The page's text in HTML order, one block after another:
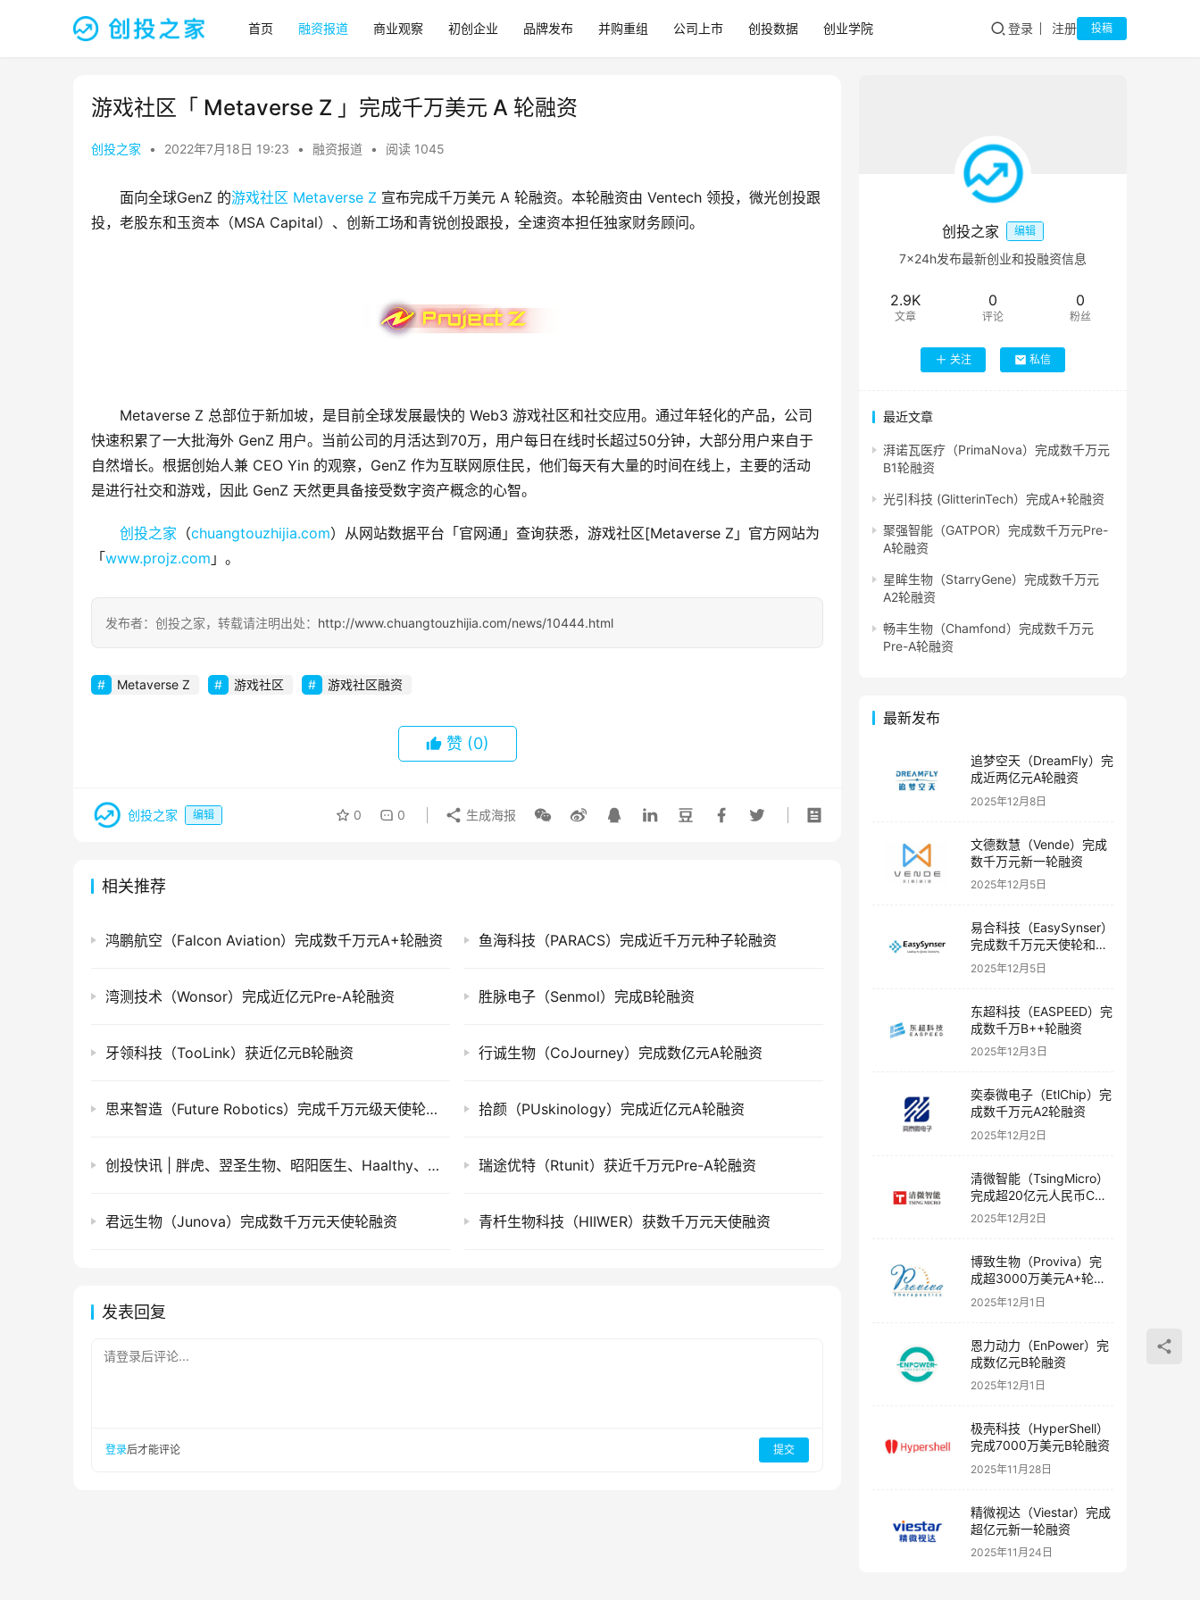
首页 融资报道 商业观察 初创企业 品牌发布 并购重组 公司上市 创投数据 创业学院 登录 注册 投稿
游戏社区「 Metaverse Z 」完成千万美元 A 轮融资
创投之家 • 2022年7月18日 19:23 • 融资报道 • 阅读 1045
面向全球GenZ 的游戏社区 Metaverse Z 宣布完成千万美元 A 轮融资。本轮融资由 Ventech 领投，微光创投跟
投，老股东和玉资本（MSA Capital）、创新工场和青锐创投跟投，全速资本担任独家财务顾问。
Metaverse Z 总部位于新加坡，是目前全球发展最快的 Web3 游戏社区和社交应用。通过年轻化的产品，公司
快速积累了一大批海外 GenZ 用户。当前公司的月活达到70万，用户每日在线时长超过50分钟，大部分用户来自于
自然增长。根据创始人兼 CEO Yin 的观察，GenZ 作为互联网原住民，他们每天有大量的时间在线上，主要的活动
是进行社交和游戏，因此 GenZ 天然更具备接受数字资产概念的心智。
创投之家 （chuangtouzhijia.com）从网站数据平台「官网通」查询获悉，游戏社区[Metaverse Z」官方网站为
「www.projz.com 」。
发布者：创投之家，转载请注明出处： http://www.chuangtouzhijia.com/news/10444.html
Metaverse Z 游戏社区 游戏社区融资
赞 (0)
创投之家 编辑 0 0 生成海报
相关推荐
鸿鹏航空（Falcon Aviation）完成数千万元A+轮融资 鱼海科技（PARACS）完成近千万元种子轮融资
湾测技术（Wonsor）完成近亿元Pre-A轮融资 胜脉电子（Senmol）完成B轮融资
牙领科技（TooLink）获近亿元B轮融资 行诚生物（CoJourney）完成数亿元A轮融资
思来智造（Future Robotics）完成千万元级天使轮融资 拾颜（PUskinology）完成近亿元A轮融资
创投快讯 | 胖虎、翌圣生物、昭阳医生、Haalthy、红云生物等20家企业获得投资 瑞途优特（Rtunit）获近千万元Pre-A轮融资
君远生物（Junova）完成数千万元天使轮融资 青杄生物科技（HIIWER）获数千万元天使融资
发表回复
请登录后评论...
登录后才能评论 提交
创投之家 编辑
7×24h发布最新创业和投融资信息
2.9K
文章
0
评论
0
粉丝
关注 私信
最近文章
湃诺瓦医疗（PrimaNova）完成数千万元
B1轮融资
光引科技 (GlitterinTech）完成A+轮融资
聚强智能（GATPOR）完成数千万元Pre-
A轮融资
星眸生物（StarryGene）完成数千万元
A2轮融资
畅丰生物（Chamfond）完成数千万元
Pre-A轮融资
最新发布
追梦空天（DreamFly）完
成近两亿元A轮融资
2025年12月8日
文德数慧（Vende）完成
数千万元新一轮融资
2025年12月5日
易合科技（EasySynser）
完成数千万元天使轮和天
使+轮融资
2025年12月5日
东超科技（EASPEED）完
成数千万B++轮融资
2025年12月3日
奕泰微电子（EtlChip）完
成数千万元A2轮融资
2025年12月2日
清微智能（TsingMicro）
完成超20亿元人民币C轮
融资
2025年12月2日
博致生物（Proviva）完
成超3000万美元A+轮融
资
2025年12月1日
恩力动力（EnPower）完
成数亿元B轮融资
2025年12月1日
极壳科技（HyperShell）
完成7000万美元B轮融资
2025年11月28日
精微视达（Viestar）完成
超亿元新一轮融资
2025年11月24日